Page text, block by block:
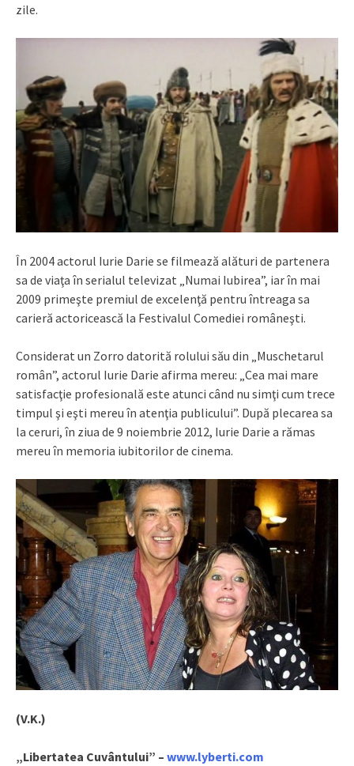
zile.
În 2004 actorul Iurie Darie se filmează alături de partenera
sa de viaţa în serialul televizat „Numai Iubirea”, iar în mai
2009 primeşte premiul de excelenţă pentru întreaga sa
carieră actoricească la Festivalul Comediei româneşti.
Considerat un Zorro datorită rolului său din „Muschetarul
român”, actorul Iurie Darie afirma mereu: „Cea mai mare
satisfacţie profesională este atunci când nu simţi cum trece
timpul şi eşti mereu în atenţia publicului”. După plecarea sa
la ceruri, în ziua de 9 noiembrie 2012, Iurie Darie a rămas
mereu în memoria iubitorilor de cinema.
(V.K.)
„Libertatea Cuvântului” – www.lyberti.com